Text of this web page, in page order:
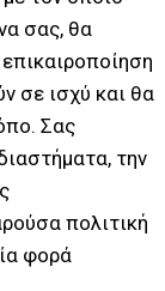
σας, θα
σε ισχύ και θα
Σας
την
πολιτική
φορά